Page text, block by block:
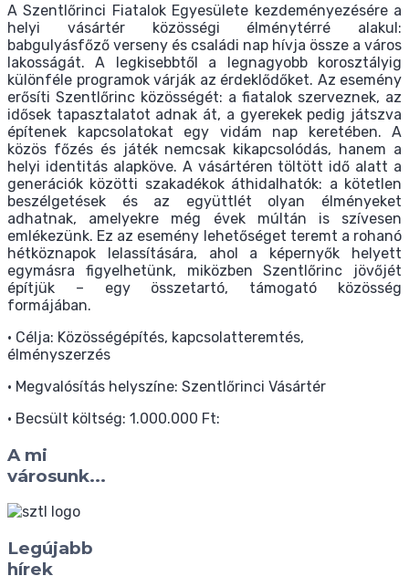
A Szentlőrinci Fiatalok Egyesülete kezdeményezésére a
helyi vásártér közösségi élménytérré alakul:
babgulyásfőző verseny és családi nap hívja össze a város
lakosságát. A legkisebbtől a legnagyobb korosztályig
különféle programok várják az érdeklődőket. Az esemény
erősíti Szentlőrinc közösségét: a fiatalok szerveznek, az
idősek tapasztalatot adnak át, a gyerekek pedig játszva
építenek kapcsolatokat egy vidám nap keretében. A
közös főzés és játék nemcsak kikapcsolódás, hanem a
helyi identitás alapköve. A vásártéren töltött idő alatt a
generációk közötti szakadékok áthidalhatók: a kötetlen
beszélgetések és az együttlét olyan élményeket
adhatnak, amelyekre még évek múltán is szívesen
emlékezünk. Ez az esemény lehetőséget teremt a rohanó
hétköznapok lelassítására, ahol a képernyők helyett
egymásra figyelhetünk, miközben Szentlőrinc jövőjét
építjük – egy összetartó, támogató közösség
formájában.
• Célja: Közösségépítés, kapcsolatteremtés,
élményszerzés
• Megvalósítás helyszíne: Szentlőrinci Vásártér
• Becsült költség: 1.000.000 Ft:
A mi
városunk...
Legújabb
hírek